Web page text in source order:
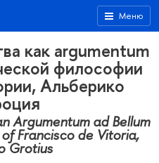
Меню
как argumentum
философии
Альберико
Argumentum ad Bellum
Francisco de Vitoria,
Grotius